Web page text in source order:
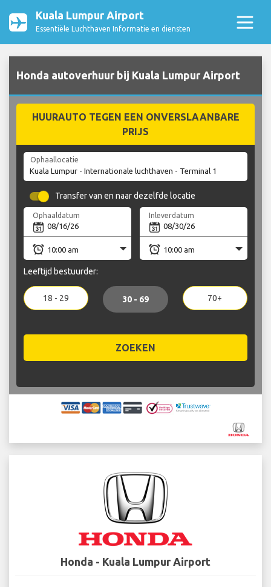
Kuala Lumpur Airport
Essentiële Luchthaven Informatie en diensten
Honda autoverhuur bij Kuala Lumpur Airport
HUURAUTO TEGEN EEN ONVERSLAANBARE
PRIJS
Ophaallocatie
Transfer van en naar dezelfde locatie
Ophaaldatum Inleverdatum
Leeftijd bestuurder:
18 - 29 30 - 69 70+
ZOEKEN
Honda - Kuala Lumpur Airport